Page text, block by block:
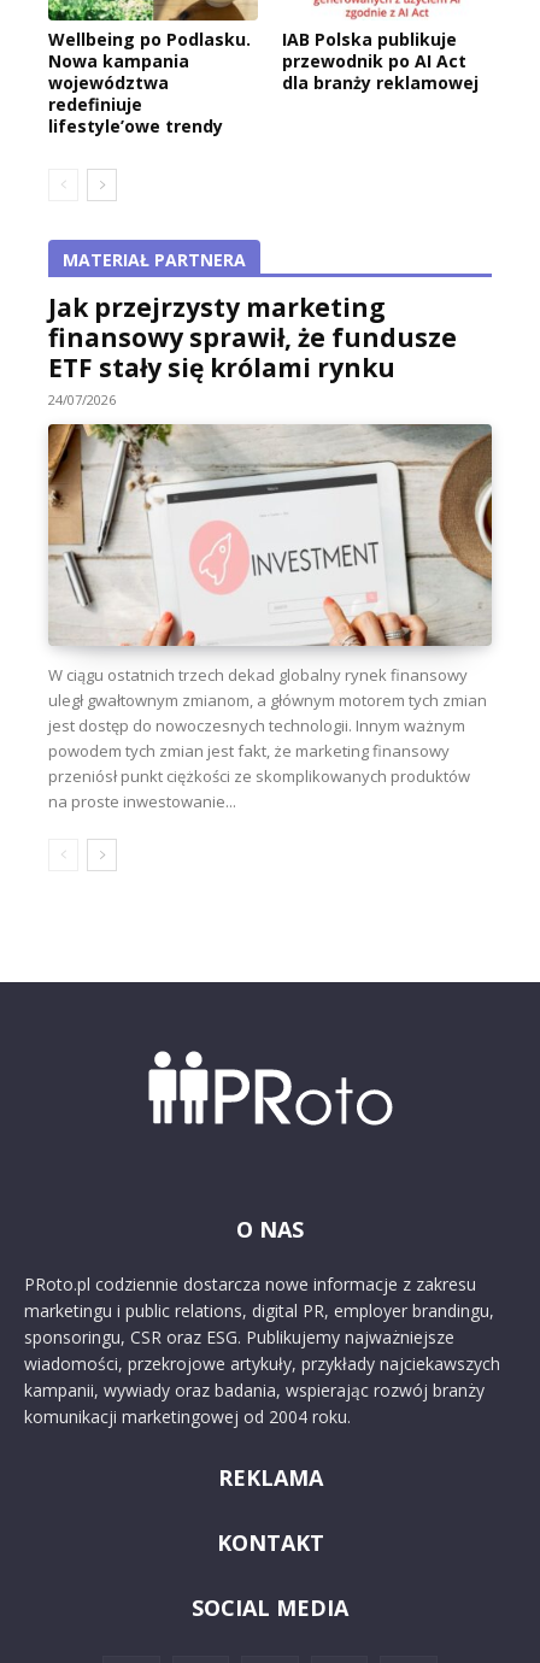
Wellbeing po Podlasku.
Nowa kampania
województwa
redefiniuje
lifestyle’owe trendy
IAB Polska publikuje
przewodnik po AI Act
dla branży reklamowej
MATERIAŁ PARTNERA
Jak przejrzysty marketing
finansowy sprawił, że fundusze
ETF stały się królami rynku
24/07/2026
W ciągu ostatnich trzech dekad globalny rynek finansowy
uległ gwałtownym zmianom, a głównym motorem tych zmian
jest dostęp do nowoczesnych technologii. Innym ważnym
powodem tych zmian jest fakt, że marketing finansowy
przeniósł punkt ciężkości ze skomplikowanych produktów
na proste inwestowanie...
O NAS
PRoto.pl codziennie dostarcza nowe informacje z zakresu
marketingu i public relations, digital PR, employer brandingu,
sponsoringu, CSR oraz ESG. Publikujemy najważniejsze
wiadomości, przekrojowe artykuły, przykłady najciekawszych
kampanii, wywiady oraz badania, wspierając rozwój branży
komunikacji marketingowej od 2004 roku.
REKLAMA
KONTAKT
SOCIAL MEDIA